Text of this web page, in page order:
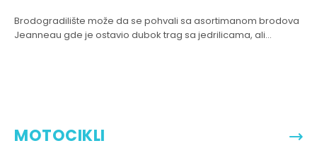
Brodogradilište može da se pohvali sa asortimanom brodova
Jeanneau gde je ostavio dubok trag sa jedrilicama, ali...
MOTOCIKLI